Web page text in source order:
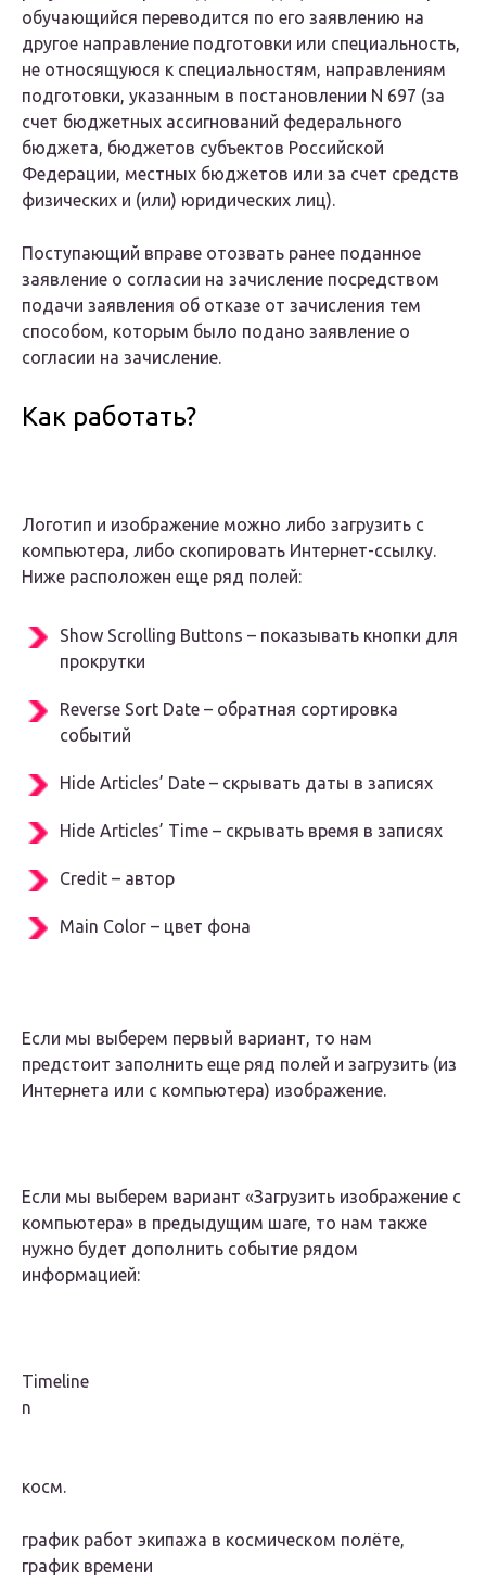
обучающийся переводится по его заявлению на
другое направление подготовки или специальность,
не относящуюся к специальностям, направлениям
подготовки, указанным в постановлении N 697 (за
счет бюджетных ассигнований федерального
бюджета, бюджетов субъектов Российской
Федерации, местных бюджетов или за счет средств
физических и (или) юридических лиц).
Поступающий вправе отозвать ранее поданное
заявление о согласии на зачисление посредством
подачи заявления об отказе от зачисления тем
способом, которым было подано заявление о
согласии на зачисление.
Как работать?
Логотип и изображение можно либо загрузить с
компьютера, либо скопировать Интернет-ссылку.
Ниже расположен еще ряд полей:
Show Scrolling Buttons – показывать кнопки для
прокрутки
Reverse Sort Date – обратная сортировка
событий
Hide Articles’ Date – скрывать даты в записях
Hide Articles’ Time – скрывать время в записях
Credit – автор
Main Color – цвет фона
Если мы выберем первый вариант, то нам
предстоит заполнить еще ряд полей и загрузить (из
Интернета или с компьютера) изображение.
Если мы выберем вариант «Загрузить изображение с
компьютера» в предыдущим шаге, то нам также
нужно будет дополнить событие рядом
информацией:
Timeline
n
косм.
график работ экипажа в космическом полёте,
график времени